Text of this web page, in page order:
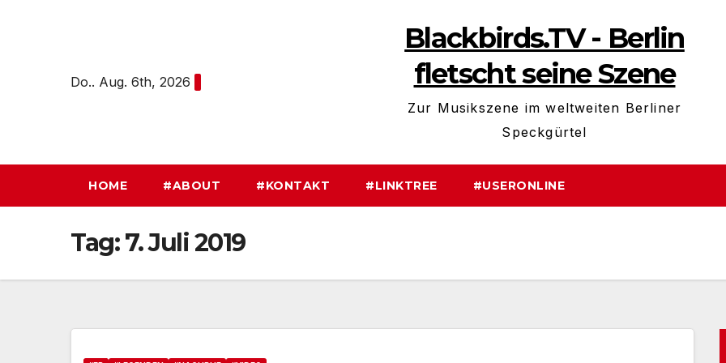
Do.. Aug. 6th, 2026
Blackbirds.TV - Berlin
fletscht seine Szene
Zur Musikszene im weltweiten Berliner
Speckgürtel
HOME #ABOUT #KONTAKT #LINKTREE #USERONLINE
Tag:7. Juli 2019